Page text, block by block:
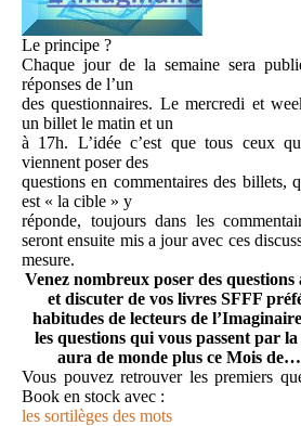
Le principe ?
Chaque jour de la semaine sera
réponses de l’un
des questionnaires. Le mercredi et
un billet le matin et un
à 17h. L’idée c’est que tous ceux
viennent poser des
questions en commentaires des billets,
est « la cible » y
réponde, toujours dans les
seront ensuite mis a jour avec ces
mesure.
Venez nombreux poser des
et discuter de vos livres SFFF
habitudes de lecteurs de
les questions qui vous passent par
aura de monde plus ce Mois
Vous pouvez retrouver les premiers
Book en stock avec :
les sortilèges des mots